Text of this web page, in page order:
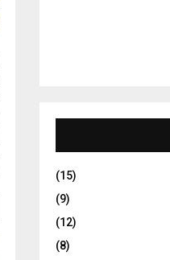
(15)
(9)
(12)
(8)